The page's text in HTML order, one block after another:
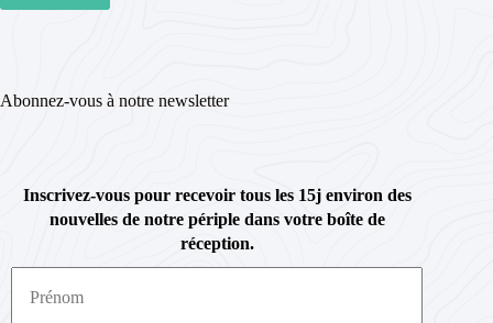
Abonnez-vous à notre newsletter
Inscrivez-vous pour recevoir tous les 15j environ des
nouvelles de notre périple dans votre boîte de
réception.